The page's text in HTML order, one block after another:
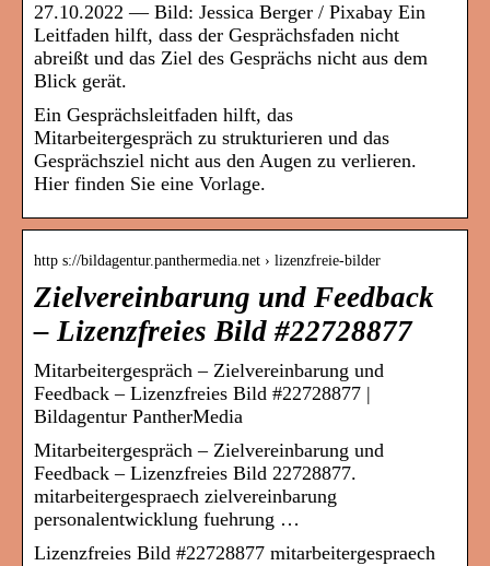
27.10.2022 — Bild: Jessica Berger / Pixabay Ein
Leitfaden hilft, dass der Gesprächsfaden nicht
abreißt und das Ziel des Gesprächs nicht aus dem
Blick gerät.
Ein Gesprächsleitfaden hilft, das
Mitarbeitergespräch zu strukturieren und das
Gesprächsziel nicht aus den Augen zu verlieren.
Hier finden Sie eine Vorlage.
http s://bildagentur.panthermedia.net › lizenzfreie-bilder
Zielvereinbarung und Feedback
– Lizenzfreies Bild #22728877
Mitarbeitergespräch – Zielvereinbarung und
Feedback – Lizenzfreies Bild #22728877 |
Bildagentur PantherMedia
Mitarbeitergespräch – Zielvereinbarung und
Feedback – Lizenzfreies Bild 22728877.
mitarbeitergespraech zielvereinbarung
personalentwicklung fuehrung …
Lizenzfreies Bild #22728877 mitarbeitergespraech